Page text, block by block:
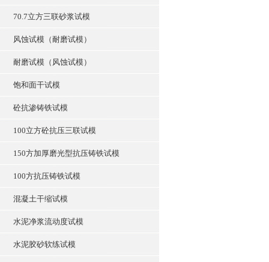
70.7立方三联砂浆试模
风蚀试模（耐磨试模）
耐磨试模（风蚀试模）
饱和面干试模
砼抗渗铸铁试模
100立方砼抗压三联试模
150方加厚磨光型抗压铸铁试模
100方抗压铸铁试模
混凝土干缩试模
水泥净浆流动度试模
水泥胶砂软练试模